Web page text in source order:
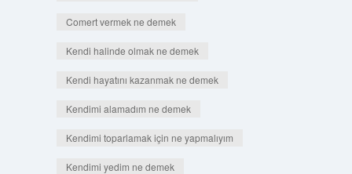
Comert vermek ne demek
Kendi halinde olmak ne demek
Kendi hayatını kazanmak ne demek
Kendimi alamadım ne demek
Kendimi toparlamak için ne yapmalıyım
Kendimi yedim ne demek